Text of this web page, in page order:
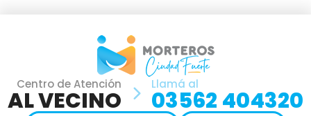
Centro de Atención
AL VECINO
Llamá al
03562 404320